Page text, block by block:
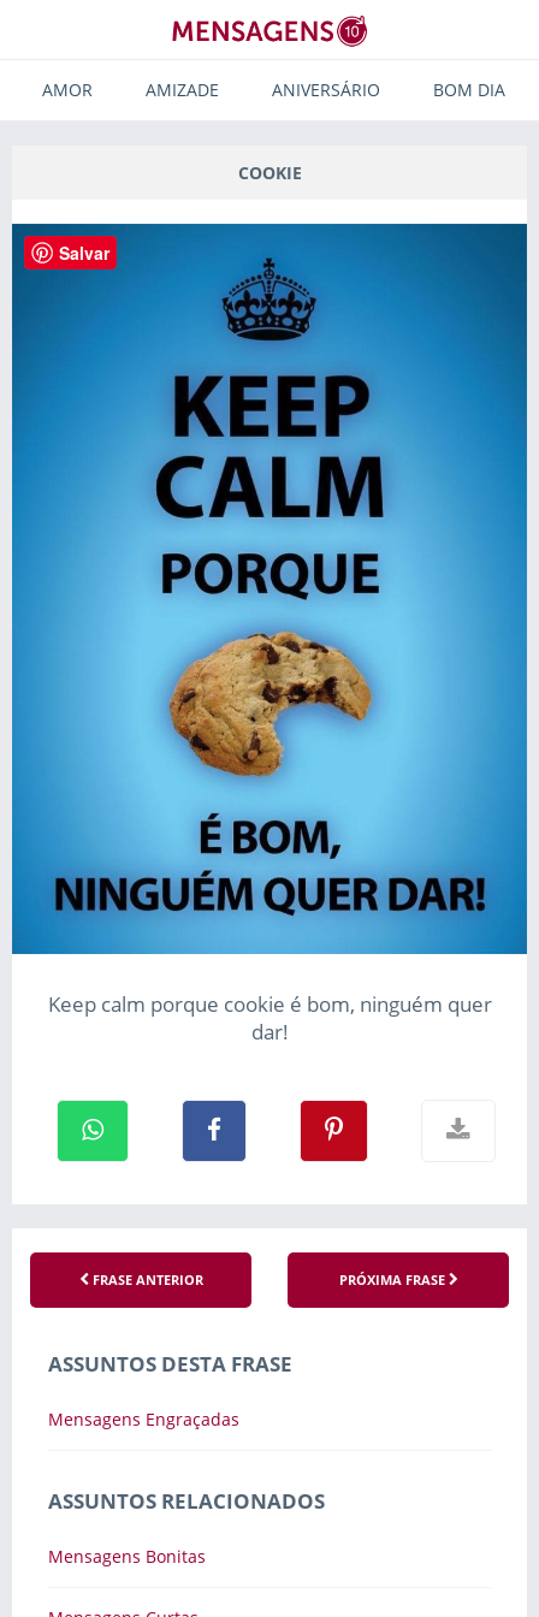
AMOR AMIZADE ANIVERSÁRIO BOM DIA
COOKIE
Keep calm porque cookie é bom, ninguém quer
dar!
FRASE ANTERIOR PRÓXIMA FRASE
ASSUNTOS DESTA FRASE
Mensagens Engraçadas
ASSUNTOS RELACIONADOS
Mensagens Bonitas
Salvar